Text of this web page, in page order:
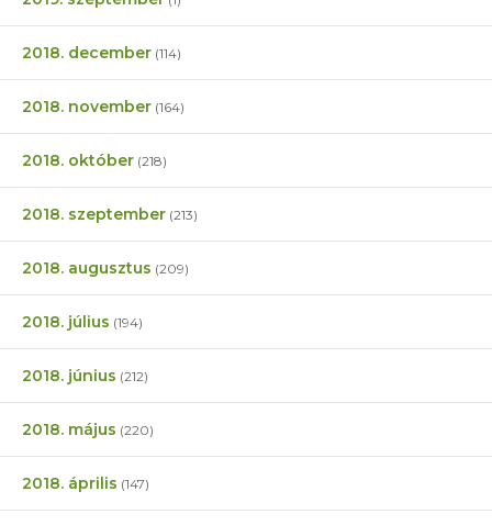
2018. december (114)
2018. november (164)
2018. október (218)
2018. szeptember (213)
2018. augusztus (209)
2018. július (194)
2018. június (212)
2018. május (220)
2018. április (147)